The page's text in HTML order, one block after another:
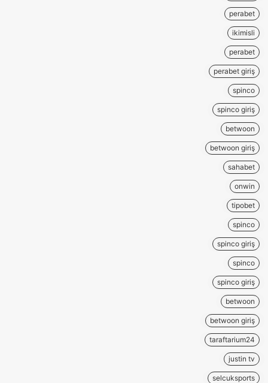
perabet
ikimisli
perabet
perabet giriş
spinco
spinco giriş
betwoon
betwoon giriş
sahabet
onwin
tipobet
spinco
spinco giriş
spinco
spinco giriş
betwoon
betwoon giriş
taraftarium24
justin tv
selcuksports